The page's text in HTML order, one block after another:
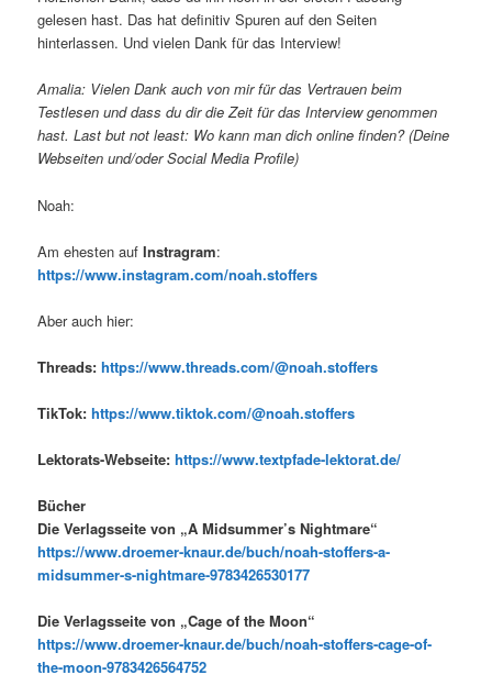
gelesen hast. Das hat definitiv Spuren auf den Seiten
hinterlassen. Und vielen Dank für das Interview!
Amalia: Vielen Dank auch von mir für das Vertrauen beim
Testlesen und dass du dir die Zeit für das Interview genommen
hast. Last but not least: Wo kann man dich online finden? (Deine
Webseiten und/oder Social Media Profile)
Noah:
Am ehesten aufInstragram:
https://www.instagram.com/noah.stoffers
Aber auch hier:
Threads:https://www.threads.com/@noah.stoffers
TikTok:https://www.tiktok.com/@noah.stoffers
Lektorats-Webseite:https://www.textpfade-lektorat.de/
Bücher
Die Verlagsseite von „A Midsummer’s Nightmare“
https://www.droemer-knaur.de/buch/noah-stoffers-a-
midsummer-s-nightmare-9783426530177
Die Verlagsseite von „Cage of the Moon“
https://www.droemer-knaur.de/buch/noah-stoffers-cage-of-
the-moon-9783426564752